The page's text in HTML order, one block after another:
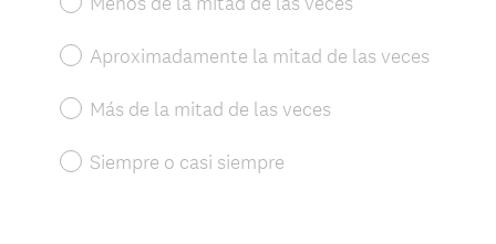
Aproximadamente la mitad de las veces
Más de la mitad de las veces
Siempre o casi siempre